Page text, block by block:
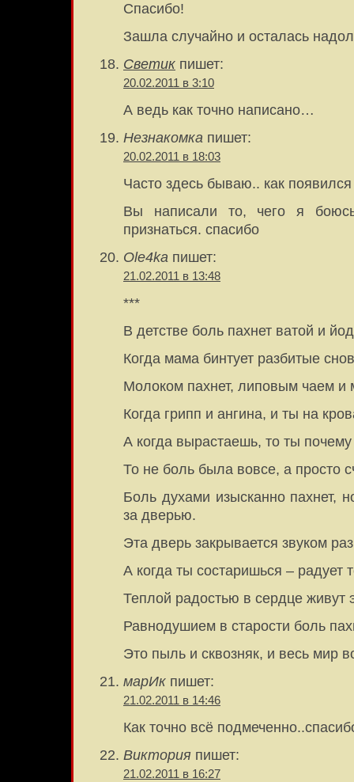
Спасибо!
Зашла случайно и осталась
Светик пишет:
20.02.2011 в 3:10
А ведь как точно написано…
Незнакомка пишет:
20.02.2011 в 18:03
Часто здесь бываю.. как появился
Вы написали то, чего я
признаться. спасибо
Ole4ka пишет:
21.02.2011 в 13:48
***
В детстве боль пахнет ватой и
Когда мама бинтует разбитые
Молоком пахнет, липовым чаем и
Когда грипп и ангина, и ты на
А когда вырастаешь, то ты
То не боль была вовсе, а просто
Боль духами изысканно пахнет,
за дверью.
Эта дверь закрывается звуком
А когда ты состаришься – радует
Теплой радостью в сердце живут
Равнодушием в старости боль
Это пыль и сквозняк, и весь мир
марИк пишет:
21.02.2011 в 14:46
Как точно всё
Виктория пишет:
21.02.2011 в 16:27